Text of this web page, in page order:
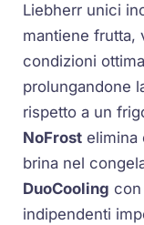
Liebherr unici
mantiene frutta,
condizioni
prolungandone
rispetto a un
NoFrost elimina
brina nel
DuoCooling
indipendenti